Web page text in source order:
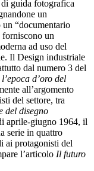
guida fotografica
un
un “documentario
forniscono un
ad uso del
Il Design industriale
dal numero 3 del
d’oro del
all’argomento
del settore, tra
del disegno
aprile-giugno 1964, il
serie in quattro
ai protagonisti del
l’articolo Il futuro